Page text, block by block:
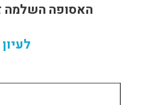
האסופה השלמה